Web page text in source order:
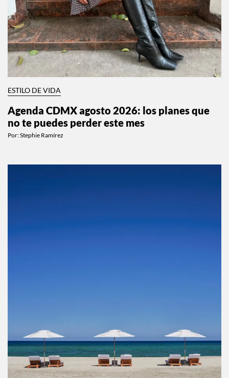
ESTILO DE VIDA
Agenda CDMX agosto 2026: los planes que
no te puedes perder este mes
Por:Stephie Ramírez